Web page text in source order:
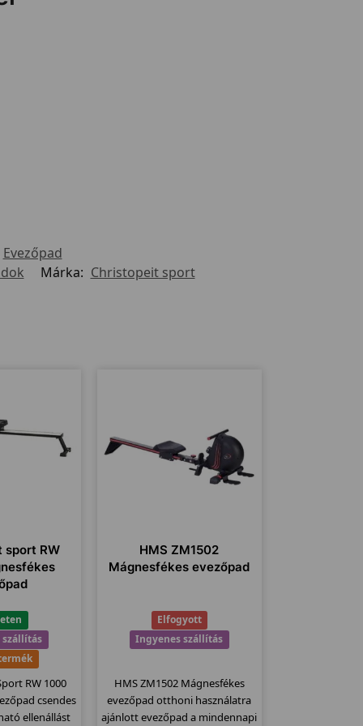
Evezőpad
Márka: Christopeit sport
sport RW
RW 1000
csendes
ellenállást
HMS ZM1502
Mágnesfékes evezőpad
Elfogyott
Ingyenes szállítás
HMS ZM1502 Mágnesfékes
evezőpad otthoni használatra
ajánlott evezőpad a mindennapi